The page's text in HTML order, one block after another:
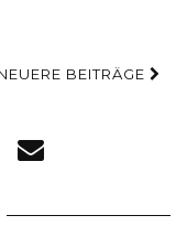
BEITRÄGE